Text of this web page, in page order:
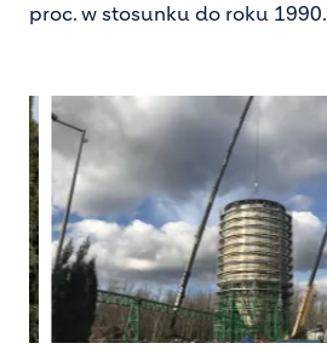
proc. w stosunku do roku 1990.